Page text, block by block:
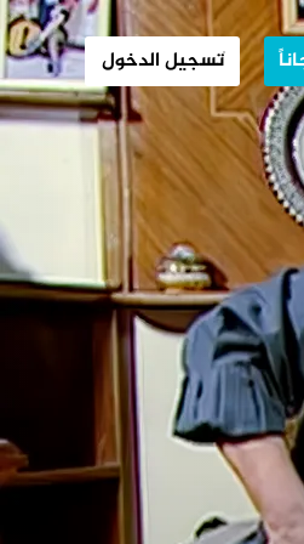
تسجيل الدخول
والواقع